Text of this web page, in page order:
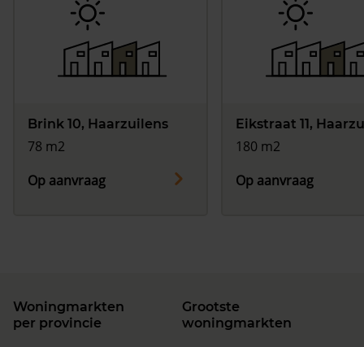
Brink 10, Haarzuilens
78 m2
Op aanvraag
Eikstraat 11,
180 m2
Op aanvraag
Woningmarkten
per provincie
Grootste
woningmarkten